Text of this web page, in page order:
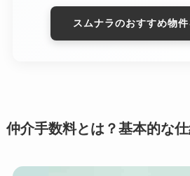
スムナラのおすすめ物
仲介手数料とは？基本的な